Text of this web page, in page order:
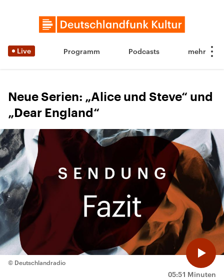
Live Programm Podcasts
Neue Serien: „Alice und Steve“ und
„Dear England“
05:51 Minuten
© Deutschlandradio